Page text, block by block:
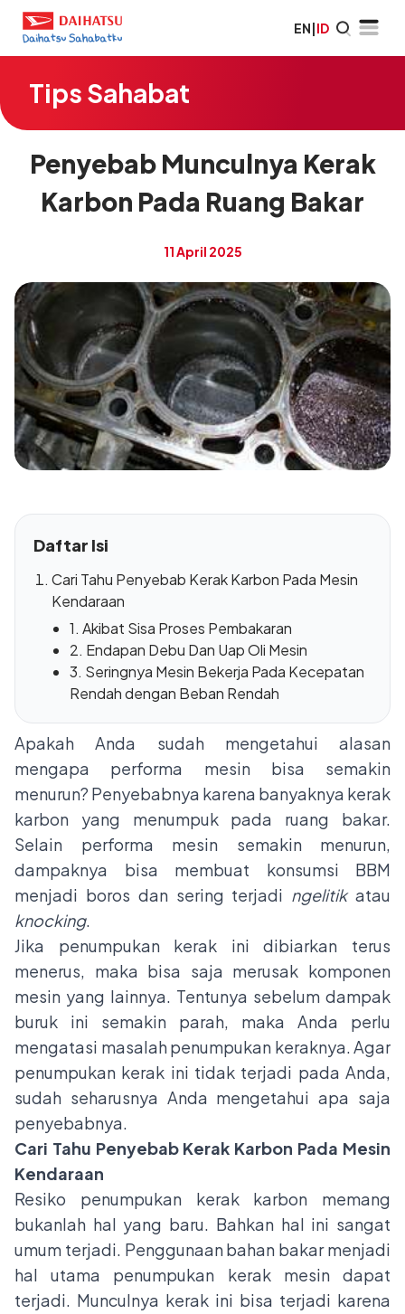
EN|ID
Tips Sahabat
Penyebab Munculnya Kerak
Karbon Pada Ruang Bakar
11 April 2025
Daftar Isi
Cari Tahu Penyebab Kerak Karbon Pada Mesin
Kendaraan
1. Akibat Sisa Proses Pembakaran
2. Endapan Debu Dan Uap Oli Mesin
3. Seringnya Mesin Bekerja Pada Kecepatan
Rendah dengan Beban Rendah
Apakah Anda sudah mengetahui alasan
mengapa performa mesin bisa semakin
menurun? Penyebabnya karena banyaknya kerak
karbon yang menumpuk pada ruang bakar.
Selain performa mesin semakin menurun,
dampaknya bisa membuat konsumsi BBM
menjadi boros dan sering terjadi ngelitikatau
knocking.
Jika penumpukan kerak ini dibiarkan terus
menerus, maka bisa saja merusak komponen
mesin yang lainnya. Tentunya sebelum dampak
buruk ini semakin parah, maka Anda perlu
mengatasi masalah penumpukan keraknya. Agar
penumpukan kerak ini tidak terjadi pada Anda,
sudah seharusnya Anda mengetahui apa saja
penyebabnya.
Cari Tahu Penyebab Kerak Karbon Pada Mesin
Kendaraan
Resiko penumpukan kerak karbon memang
bukanlah hal yang baru. Bahkan hal ini sangat
umum terjadi. Penggunaan bahan bakar menjadi
hal utama penumpukan kerak mesin dapat
terjadi. Munculnya kerak ini bisa terjadi karena